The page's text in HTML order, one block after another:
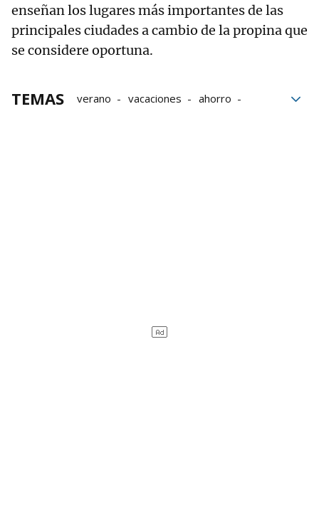
enseñan los lugares más importantes de las
principales ciudades a cambio de la propina que
se considere oportuna.
TEMAS verano vacaciones
ahorro